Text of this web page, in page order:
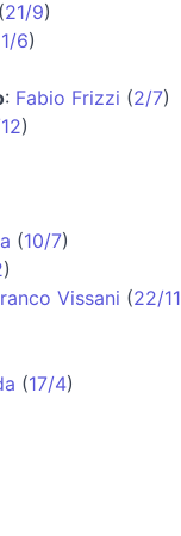
(21/9)
1/6)
: Fabio Frizzi (2/7)
)
(10/7)
)
Vissani (22/11
(17/4)